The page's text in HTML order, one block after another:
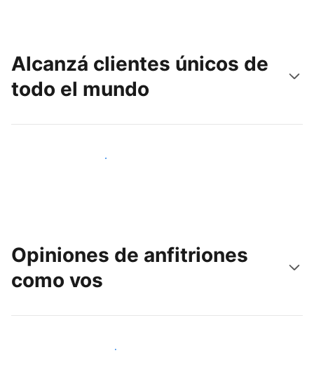
Alcanzá clientes únicos de
todo el mundo
Llegá a huéspedes nuevos hoy
Opiniones de anfitriones
como vos
Unite a otros anfitriones como vos